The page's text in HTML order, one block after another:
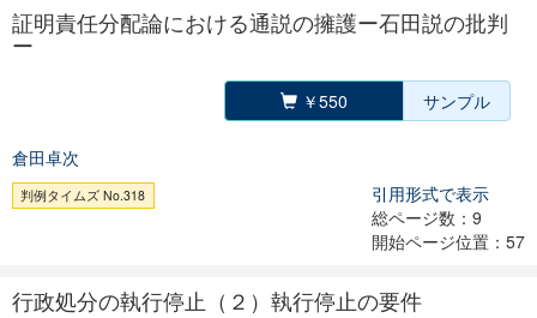
証明責任分配論における通説の擁護ー石田説の批判
ー
￥550 サンプル
倉田卓次
判例タイムズ No.318
引用形式で表示
総ページ数：9
開始ページ位置：57
行政処分の執行停止（２）執行停止の要件